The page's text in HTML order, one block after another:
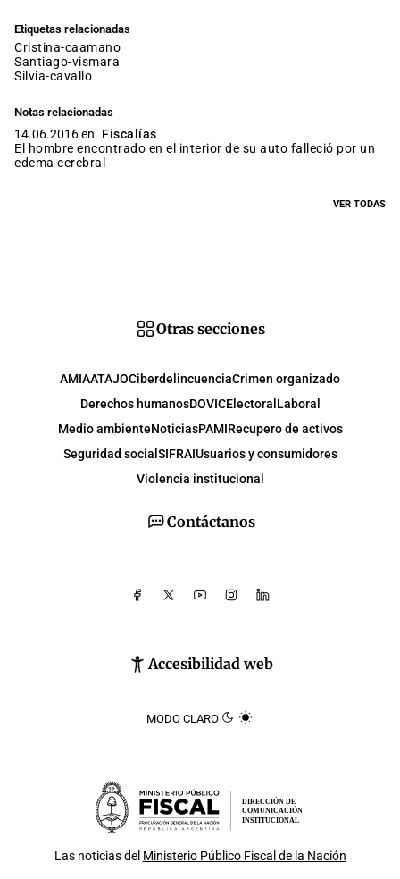
Etiquetas relacionadas
cristina-caamano
santiago-vismara
silvia-cavallo
Notas relacionadas
14.06.2016 en
Fiscalías
El hombre encontrado en el interior de su auto falleció por un
edema cerebral
VER TODAS
Contáctanos
Accesibilidad web
MODO CLARO
Otras secciones
AMIAATAJOCiberdelincuenciaCrimen organizado
Derechos humanosDOVICElectoral Laboral
Medio ambienteNoticiasPAMIRecupero de activos
Seguridad social SIFRAIUsuarios y consumidores
Violencia institucional
DIRECCIÓN DE
COMUNICACIÓN
INSTITUCIONAL
Las noticias del Ministerio Público Fiscal de la Nación